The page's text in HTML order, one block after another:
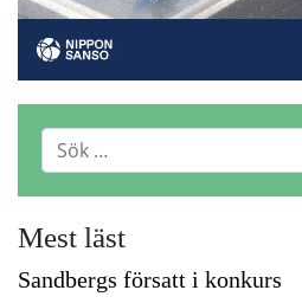
Mest läst
Sandbergs försatt i konkurs